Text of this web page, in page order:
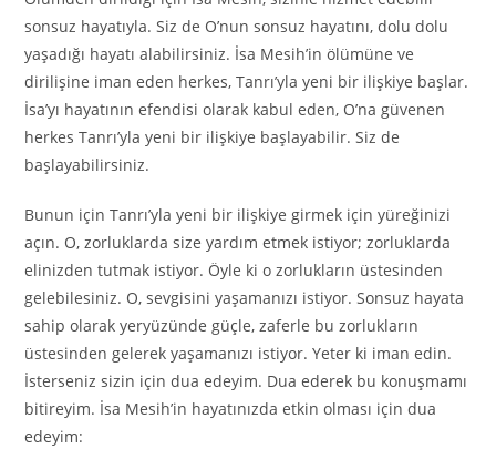
sonsuz hayatıyla. Siz de O’nun sonsuz hayatını, dolu dolu
yaşadığı hayatı alabilirsiniz. İsa Mesih’in ölümüne ve
dirilişine iman eden herkes, Tanrı’yla yeni bir ilişkiye başlar.
İsa’yı hayatının efendisi olarak kabul eden, O’na güvenen
herkes Tanrı’yla yeni bir ilişkiye başlayabilir. Siz de
başlayabilirsiniz.
Bunun için Tanrı’yla yeni bir ilişkiye girmek için yüreğinizi
açın. O, zorluklarda size yardım etmek istiyor; zorluklarda
elinizden tutmak istiyor. Öyle ki o zorlukların üstesinden
gelebilesiniz. O, sevgisini yaşamanızı istiyor. Sonsuz hayata
sahip olarak yeryüzünde güçle, zaferle bu zorlukların
üstesinden gelerek yaşamanızı istiyor. Yeter ki iman edin.
İsterseniz sizin için dua edeyim. Dua ederek bu konuşmamı
bitireyim. İsa Mesih’in hayatınızda etkin olması için dua
edeyim: